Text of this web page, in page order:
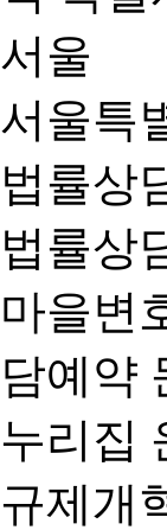
서울특
법률상
법률상
마을변
담예약
누리집
규제개